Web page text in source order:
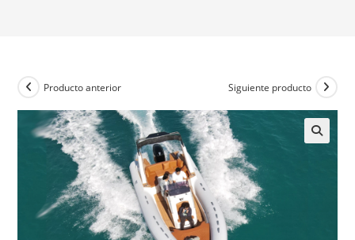
Producto anterior Siguiente producto